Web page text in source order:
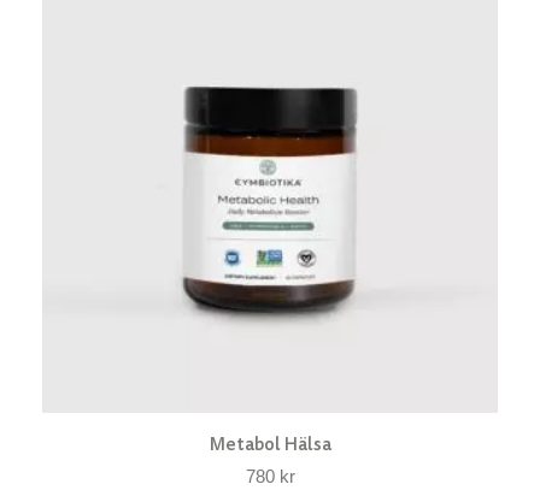
Metabol Hälsa
780 kr